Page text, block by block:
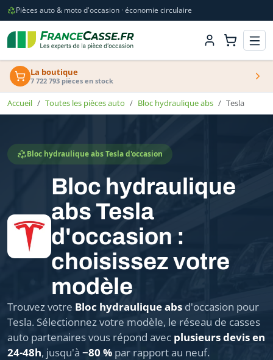
Pièces auto & moto d'occasion · économie circulaire
La boutique
7 722 793 pièces en stock
Accueil Toutes les pièces auto Bloc hydraulique abs Tesla
Bloc hydraulique abs Tesla d'occasion
Bloc hydraulique
abs Tesla
d'occasion :
choisissez votre
modèle
Trouvez votre Bloc hydraulique abs d'occasion pour
Tesla. Sélectionnez votre modèle, le réseau de casses
auto partenaires vous répond avec plusieurs devis en
24-48h, jusqu'à −80 % par rapport au neuf.